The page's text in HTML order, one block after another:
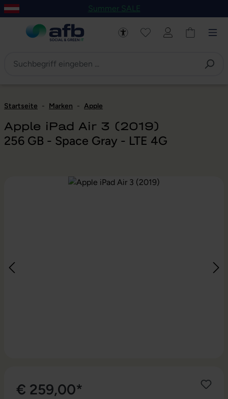
Hauptinhalt springen
Zur Navigation der B2B-Plattform springen
Summer SALE
Startseite - Marken - Apple
Apple iPad Air 3 (2019)
256 GB - Space Gray - LTE 4G
Bildergalerie überspringen
€ 259,00*